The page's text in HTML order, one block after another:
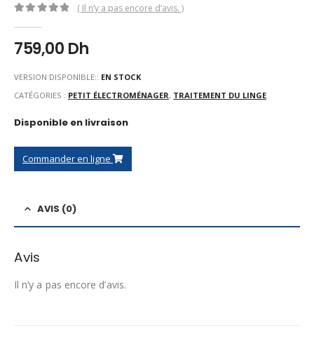
( Il n’y a pas encore d’avis. )
759,00 Dh
VERSION DISPONIBLE:: EN STOCK
CATÉGORIES : PETIT ÉLECTROMÉNAGER, TRAITEMENT DU LINGE
Disponible en livraison
Commander en ligne
AVIS (0)
Avis
Il n’y a pas encore d’avis.